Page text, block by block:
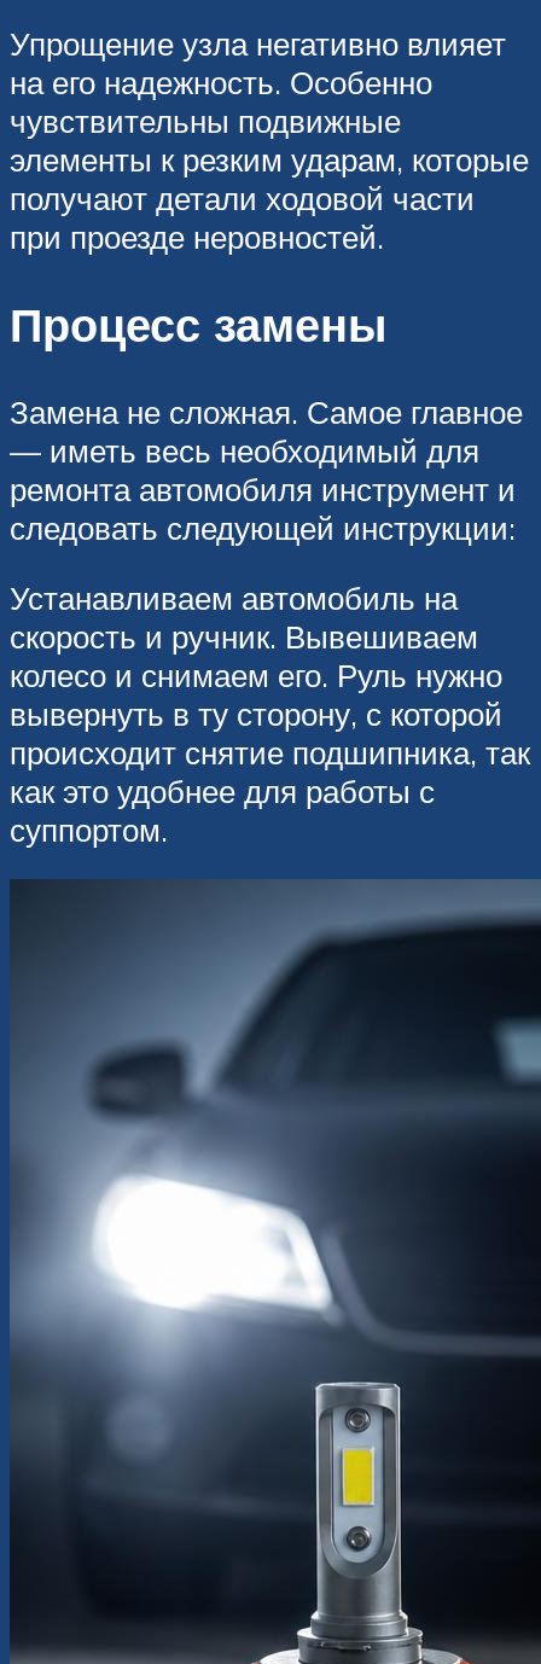
Упрощение узла негативно влияет
на его надежность. Особенно
чувствительны подвижные
элементы к резким ударам, которые
получают детали ходовой части
при проезде неровностей.
Процесс замены
Замена не сложная. Самое главное
— иметь весь необходимый для
ремонта автомобиля инструмент и
следовать следующей инструкции:
Устанавливаем автомобиль на
скорость и ручник. Вывешиваем
колесо и снимаем его. Руль нужно
вывернуть в ту сторону, с которой
происходит снятие подшипника, так
как это удобнее для работы с
суппортом.